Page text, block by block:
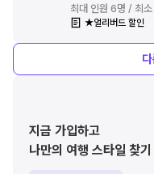
최대 인원 6명 / 최
★얼리버드 할인
지금 가입하고
나만의 여행 스타일 찾기